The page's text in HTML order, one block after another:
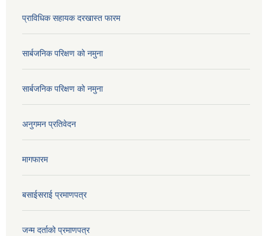
प्राविधिक सहायक दरखास्त फारम
सार्बजनिक परिक्षण को नमुना
सार्बजनिक परिक्षण को नमुना
अनुगमन प्रतिवेदन
मागफारम
बसाईसराई प्रमाणपत्र
जन्म दर्ताको प्रमाणपत्र